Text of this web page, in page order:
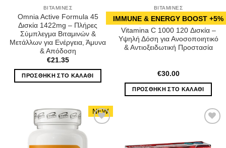
ΒΙΤΑΜΊΝΕΣ
Omnia Active Formula 45
Δισκία 1422mg – Πλήρες
Σύμπλεγμα Βιταμινών &
Μετάλλων για Ενέργεια, Άμυνα
& Απόδοση
€21.35
ΠΡΟΣΘΉΚΗ ΣΤΟ ΚΑΛΆΘΙ
ΒΙΤΑΜΊΝΕΣ
IMMUNE & ENERGY BOOST +5%
Vitamina C 1000 120 Δισκία –
Υψηλή Δόση για Ανοσοποιητικό
& Αντιοξειδωτική Προστασία
€30.00
ΠΡΟΣΘΉΚΗ ΣΤΟ ΚΑΛΆΘΙ
NEW